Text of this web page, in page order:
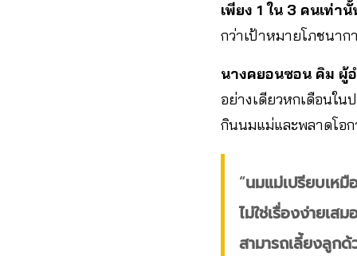
เพียง 1 ใน 3 คนเท่า
กว่าเป้าหมายโภชนาก
นางคยอนซอน คิม ผู้
อย่างเดียวหกเดือนใน
กินนมแม่และพลาดโอ
“นมแม่เปรียบเห
ไม่ใช่เรื่องง่ายเส
สามารถเลี้ยงลูก